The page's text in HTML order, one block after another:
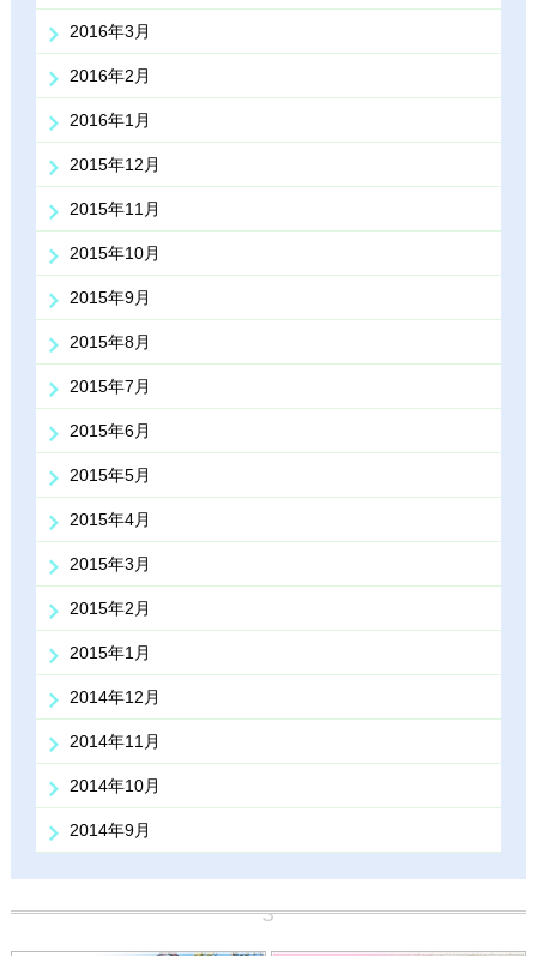
2016年3月
2016年2月
2016年1月
2015年12月
2015年11月
2015年10月
2015年9月
2015年8月
2015年7月
2015年6月
2015年5月
2015年4月
2015年3月
2015年2月
2015年1月
2014年12月
2014年11月
2014年10月
2014年9月